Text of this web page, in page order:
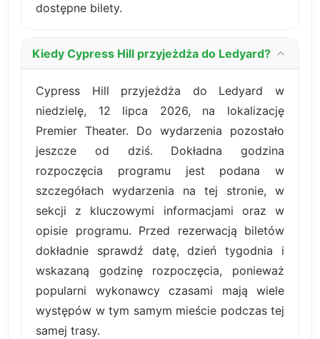
dostępne bilety.
Kiedy Cypress Hill przyjeżdża do Ledyard?
Cypress Hill przyjeżdża do Ledyard w
niedzielę, 12 lipca 2026, na lokalizację
Premier Theater. Do wydarzenia pozostało
jeszcze od dziś. Dokładna godzina
rozpoczęcia programu jest podana w
szczegółach wydarzenia na tej stronie, w
sekcji z kluczowymi informacjami oraz w
opisie programu. Przed rezerwacją biletów
dokładnie sprawdź datę, dzień tygodnia i
wskazaną godzinę rozpoczęcia, ponieważ
popularni wykonawcy czasami mają wiele
występów w tym samym mieście podczas tej
samej trasy.